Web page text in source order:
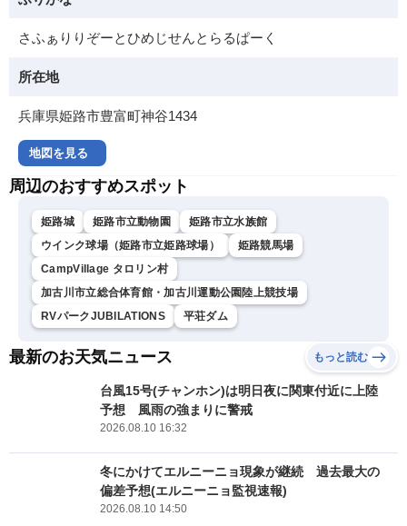
さふぁりりぞーとひめじせんとらるぱーく
所在地
兵庫県姫路市豊富町神谷1434
地図を見る
周辺のおすすめスポット
姫路城 姫路市立動物園
姫路市立水族館
ウインク球場（姫路市立姫路球場）
姫路競馬場
CampVillage タロリン村
加古川市立総合体育館・加古川運動公園陸上競技場
RVパークJUBILATIONS
平荘ダム
最新のお天気ニュース もっと読む
台風15号(チャンホン)は明日夜に関東付近に上陸
予想 風雨の強まりに警戒
2026.08.10 16:32
冬にかけてエルニーニョ現象が継続 過去最大の
偏差予想(エルニーニョ監視速報)
2026.08.10 14:50